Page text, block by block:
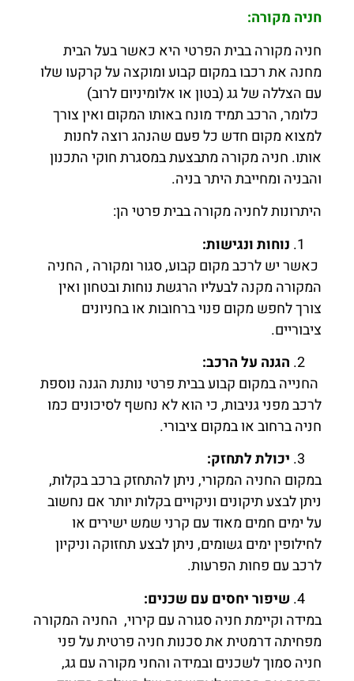
חניה מקורה:
חניה מקורה בבית הפרטי היא כאשר בעל הבית
מחנה את רכבו במקום קבוע ומוקצה על קרקעו שלו
עם הצללה של גג (בטון או אלומיניום לרוב)
כלומר, הרכב תמיד מונח באותו המקום ואין צורך
למצוא מקום חדש כל פעם שהנהג רוצה לחנות
אותו. חניה מקורה מתבצעת במסגרת חוקי התכנון
והבניה ומחייבת היתר בניה.
היתרונות לחניה מקורה בבית פרטי הן:
נוחות ונגישות:
כאשר יש לרכב מקום קבוע, סגור ומקורה , החניה
המקורה מקנה לבעליו הרגשת נוחות ובטחון ואין
צורך לחפש מקום פנוי ברחובות או בחניונים
ציבוריים.
הגנה על הרכב:
החנייה במקום קבוע בבית פרטי נותנת הגנה נוספת
לרכב מפני גניבות, כי הוא לא נחשף לסיכונים כמו
חניה ברחוב או במקום ציבורי.
יכולת לתחזק:
במקום החניה המקורי, ניתן להתחזק ברכב בקלות,
ניתן לבצע תיקונים וניקויים בקלות יותר אם נחשוב
על ימים חמים מאוד עם קרני שמש ישירים או
לחילופין ימים גשומים, ניתן לבצע תחזוקה וניקיון
לרכב עם פחות הפרעות.
שיפור יחסים עם שכנים:
במידה וקיימת חניה סגורה עם קירוי, החניה המקורה
מפחיתה דרמטית את סכנות חניה פרטית על פני
חניה סמוך לשכנים ובמידה והחני מקורה עם גג,